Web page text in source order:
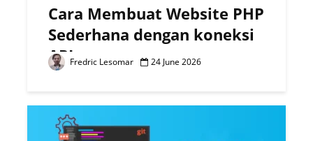
Cara Membuat Website PHP
Sederhana dengan koneksi
APIFredric Lesomar 24 June 2026